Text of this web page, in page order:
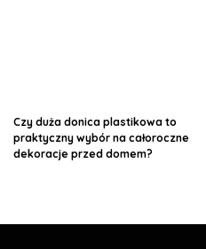
Czy duża donica plastikowa to
praktyczny wybór na całoroczne
dekoracje przed domem?